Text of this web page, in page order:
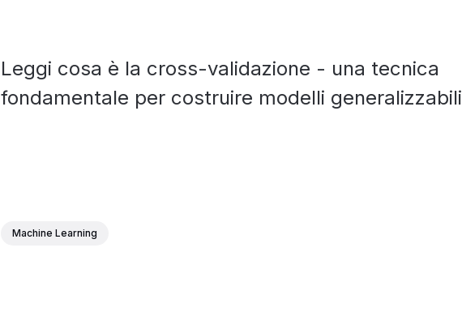
Leggi cosa è la cross-validazione - una tecnica
fondamentale per costruire modelli generalizzabili
Machine Learning